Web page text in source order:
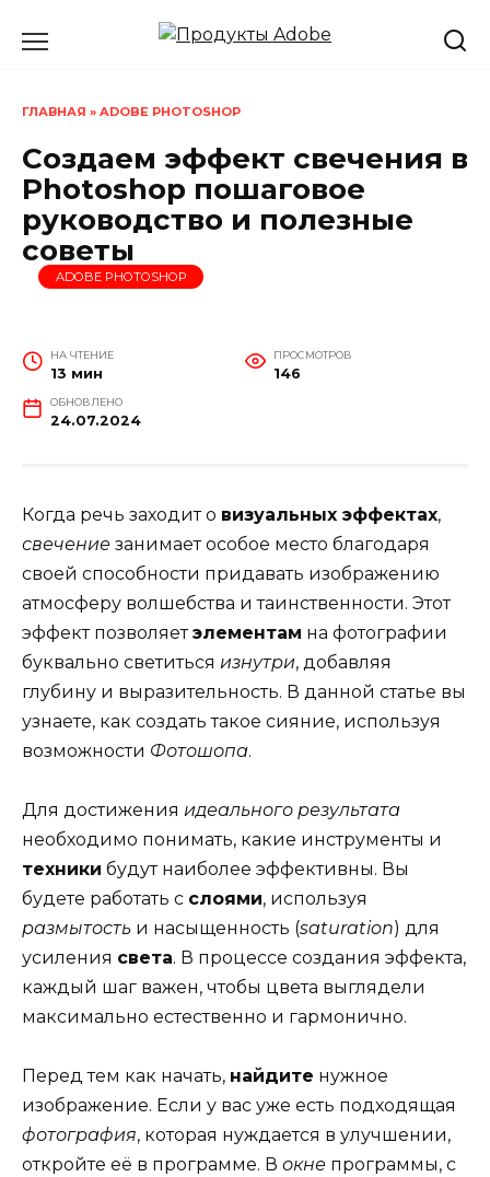
ГЛАВНАЯ » ADOBE PHOTOSHOP
Создаем эффект свечения в
Photoshop пошаговое
руководство и полезные
советы
ADOBE PHOTOSHOP
НА ЧТЕНИЕ
13 мин
ПРОСМОТРОВ
146
ОБНОВЛЕНО
24.07.2024
Когда речь заходит о визуальных эффектах,
свечение занимает особое место благодаря
своей способности придавать изображению
атмосферу волшебства и таинственности. Этот
эффект позволяетэлементам на фотографии
буквально светиться изнутри, добавляя
глубину и выразительность. В данной статье вы
узнаете, как создать такое сияние, используя
возможности Фотошопа.
Для достижения идеального результата
необходимо понимать, какие инструменты и
техники будут наиболее эффективны. Вы
будете работать с слоями, используя
размытость и насыщенность (saturation) для
усиления света. В процессе создания эффекта,
каждый шаг важен, чтобы цвета выглядели
максимально естественно и гармонично.
Перед тем как начать, найдите нужное
изображение. Если у вас уже есть подходящая
фотография, которая нуждается в улучшении,
откройте её в программе. В окне программы, с